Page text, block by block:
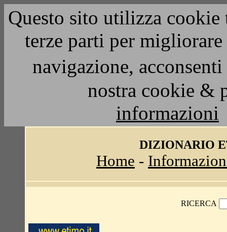
Questo sito utilizza
terze parti per
navigazione,
nostra cookie &
informazioni
DIZIONARIO
Home -
RICERCA